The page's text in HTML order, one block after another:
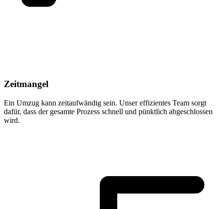
Zeitmangel
Ein Umzug kann zeitaufwändig sein. Unser effizientes Team sorgt
dafür, dass der gesamte Prozess schnell und pünktlich abgeschlossen
wird.